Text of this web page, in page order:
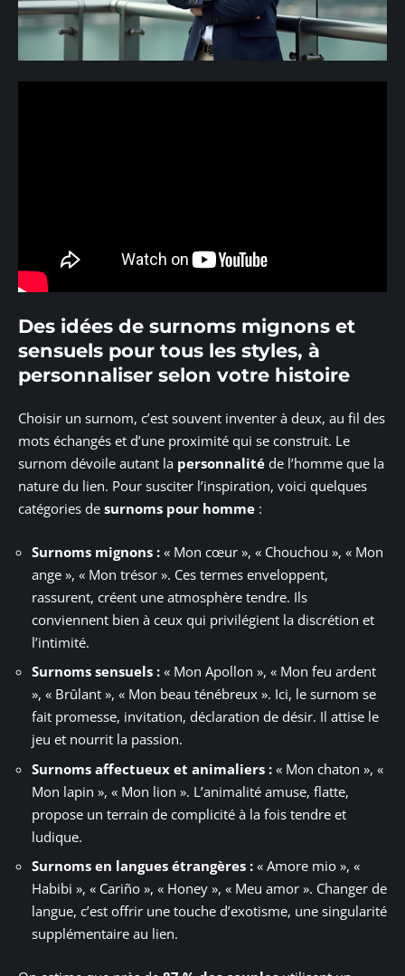
Des idées de surnoms mignons et
sensuels pour tous les styles, à
personnaliser selon votre histoire
Choisir un surnom, c’est souvent inventer à deux, au fil des
mots échangés et d’une proximité qui se construit. Le
surnom dévoile autant la personnalité de l’homme que la
nature du lien. Pour susciter l’inspiration, voici quelques
catégories de surnoms pour homme :
Surnoms mignons : « Mon cœur », « Chouchou », « Mon
ange », « Mon trésor ». Ces termes enveloppent,
rassurent, créent une atmosphère tendre. Ils
conviennent bien à ceux qui privilégient la discrétion et
l’intimité.
Surnoms sensuels : « Mon Apollon », « Mon feu ardent
», « Brûlant », « Mon beau ténébreux ». Ici, le surnom se
fait promesse, invitation, déclaration de désir. Il attise le
jeu et nourrit la passion.
Surnoms affectueux et animaliers : « Mon chaton », «
Mon lapin », « Mon lion ». L’animalité amuse, flatte,
propose un terrain de complicité à la fois tendre et
ludique.
Surnoms en langues étrangères : « Amore mio », «
Habibi », « Cariño », « Honey », « Meu amor ». Changer de
langue, c’est offrir une touche d’exotisme, une singularité
supplémentaire au lien.